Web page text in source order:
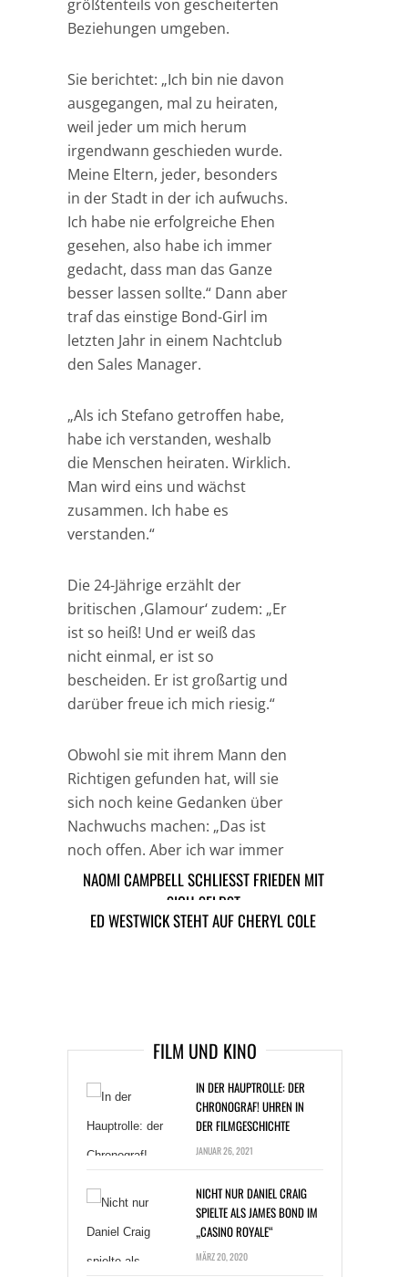
größtenteils von gescheiterten
Beziehungen umgeben.
Sie berichtet: „Ich bin nie davon
ausgegangen, mal zu heiraten,
weil jeder um mich herum
irgendwann geschieden wurde.
Meine Eltern, jeder, besonders
in der Stadt in der ich aufwuchs.
Ich habe nie erfolgreiche Ehen
gesehen, also habe ich immer
gedacht, dass man das Ganze
besser lassen sollte.“ Dann aber
traf das einstige Bond-Girl im
letzten Jahr in einem Nachtclub
den Sales Manager.
„Als ich Stefano getroffen habe,
habe ich verstanden, weshalb
die Menschen heiraten. Wirklich.
Man wird eins und wächst
zusammen. Ich habe es
verstanden.“
Die 24-Jährige erzählt der
britischen ‚Glamour‘ zudem: „Er
ist so heiß! Und er weiß das
nicht einmal, er ist so
bescheiden. Er ist großartig und
darüber freue ich mich riesig.“
Obwohl sie mit ihrem Mann den
Richtigen gefunden hat, will sie
sich noch keine Gedanken über
Nachwuchs machen: „Das ist
noch offen. Aber ich war immer
eine sehr mütterliche Person.“
TAGS PROMI-STAR NEWS
NAOMI CAMPBELL SCHLIESST FRIEDEN MIT S
ICH SELBST
ED WESTWICK STEHT AUF CHERYL COLE
FILM UND KINO
IN DER HAUPTROLLE: DER
CHRONOGRAF! UHREN IN
DER FILMGESCHICHTE
JANUAR 26, 2021
NICHT NUR DANIEL CRAIG
SPIELTE ALS JAMES BOND IM
„CASINO ROYALE“
MÄRZ 20, 2020